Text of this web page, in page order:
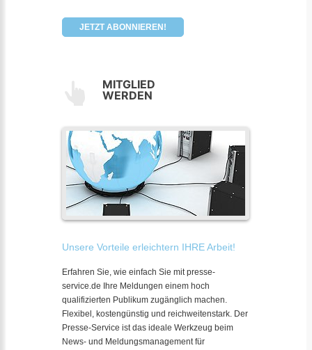
JETZT ABONNIEREN!
MITGLIED
WERDEN
Unsere Vorteile erleichtern IHRE Arbeit!
Erfahren Sie, wie einfach Sie mit presse-
service.de Ihre Meldungen einem hoch
qualifizierten Publikum zugänglich machen.
Flexibel, kostengünstig und reichweitenstark. Der
Presse-Service ist das ideale Werkzeug beim
News- und Meldungsmanagement für